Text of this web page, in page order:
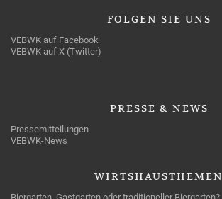
FOLGEN SIE UNS
VEBWK auf Facebook
VEBWK auf X (Twitter)
PRESSE & NEWS
Pressemitteilungen
VEBWK-News
WIRTSHAUSTHEMEN